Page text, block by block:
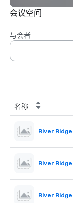
会议空间
与会者
名称
River Ridge
River Ridge